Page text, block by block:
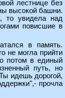
лестнице без
высокой башни.
то увидела над
повисшие в
в память.
не могла прийти
потом в единый
путь, но
идешь дорогой,
прочла